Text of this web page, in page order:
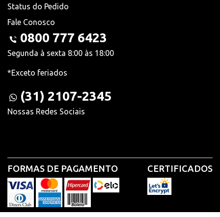
Status do Pedido
Fale Conosco
0800 777 6423
Segunda à sexta 8:00 às 18:00
*Exceto feriados
(31) 2107-2345
Nossas Redes Sociais
FORMAS DE PAGAMENTO CERTIFICADOS